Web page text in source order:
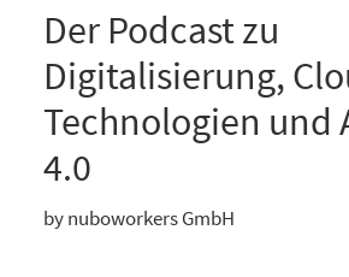
Der Podcast zu
Digitalisierung,
Technologien und
4.0
by nuboworkers GmbH